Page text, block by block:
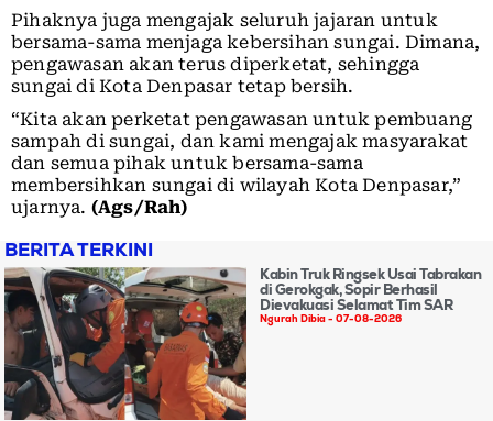
Pihaknya juga mengajak seluruh jajaran untuk
bersama-sama menjaga kebersihan sungai. Dimana,
pengawasan akan terus diperketat, sehingga
sungai di Kota Denpasar tetap bersih.
“Kita akan perketat pengawasan untuk pembuang
sampah di sungai, dan kami mengajak masyarakat
dan semua pihak untuk bersama-sama
membersihkan sungai di wilayah Kota Denpasar,”
ujarnya. (Ags/Rah)
BERITA TERKINI
Kabin Truk Ringsek Usai Tabrakan
di Gerokgak, Sopir Berhasil
Dievakuasi Selamat Tim SAR
Ngurah Dibia 07-08-2026